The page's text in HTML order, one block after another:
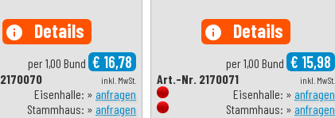
info Details
per 1,00 Bund € 16,78
inkl. MwSt.
Eisenhalle: » anfragen
Stammhaus: » anfragen
info Details
per 1,00 Bund € 15,98
inkl. MwSt.
Art.-Nr. 2170071
Eisenhalle: » anfragen
Stammhaus: » anfragen